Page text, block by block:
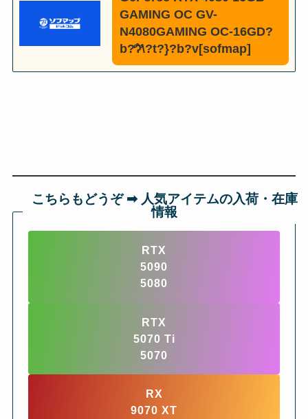
GAMING OC GV-
N4080GAMING OC-16GD?
b?̒ʔ̂̓\?t?}?b?v[sofmap]
こちらもどうぞ ➡︎ 人気アイテムの入荷・在庫
情報
RTX
5090
5080
RTX
5070 Ti
5070
RX
9070 XT